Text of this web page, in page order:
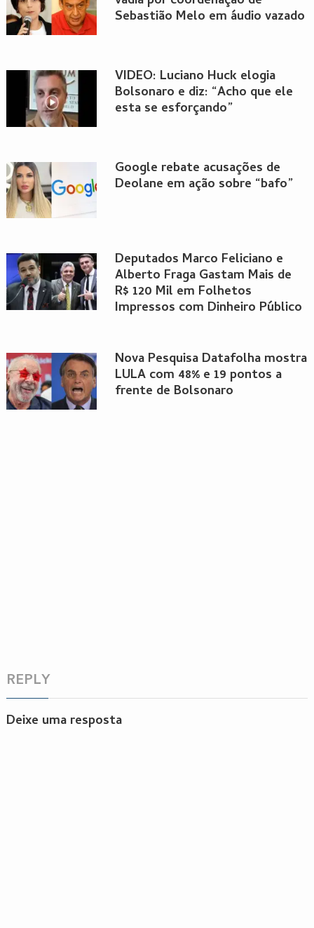
Sebastião Melo em áudio vazado
VÍDEO: Luciano Huck elogia
Bolsonaro e diz: “Acho que ele
esta se esforçando”
Google rebate acusações de
Deolane em ação sobre “bafo”
Deputados Marco Feliciano e
Alberto Fraga Gastam Mais de
R$ 120 Mil em Folhetos
Impressos com Dinheiro Público
Nova Pesquisa Datafolha mostra
LULA com 48% e 19 pontos a
frente de Bolsonaro
REPLY
Deixe uma resposta